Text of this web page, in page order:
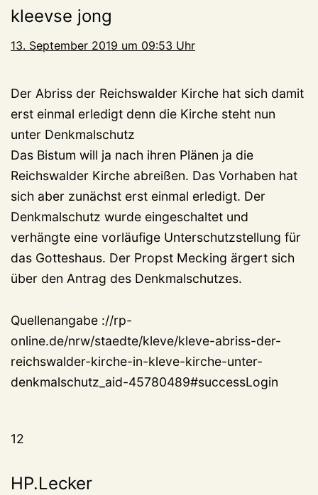
kleevse jong
13. September 2019 um 09:53 Uhr
Der Abriss der Reichswalder Kirche hat sich damit
erst einmal erledigt denn die Kirche steht nun
unter Denkmalschutz
Das Bistum will ja nach ihren Plänen ja die
Reichswalder Kirche abreißen. Das Vorhaben hat
sich aber zunächst erst einmal erledigt. Der
Denkmalschutz wurde eingeschaltet und
verhängte eine vorläufige Unterschutzstellung für
das Gotteshaus. Der Propst Mecking ärgert sich
über den Antrag des Denkmalschutzes.
Quellenangabe ://rp-
online.de/nrw/staedte/kleve/kleve-abriss-der-
reichswalder-kirche-in-kleve-kirche-unter-
denkmalschutz_aid-45780489#successLogin
12
HP.Lecker